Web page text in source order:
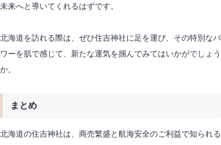
未来へと導いてくれるはずです。
北海道を訪れる際は、ぜひ住吉神社に足を運び、その特別なパ
ワーを肌で感じて、新たな運気を掴んでみてはいかがでしょう
か。
まとめ
北海道の住吉神社は、商売繁盛と航海安全のご利益で知られる